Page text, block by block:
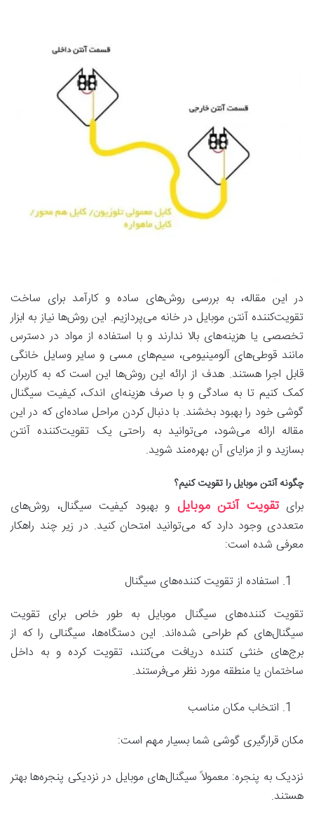
در این مقاله، به بررسی روش‌های ساده و کارآمد برای ساخت
تقویت‌کننده آنتن موبایل در خانه می‌پردازیم. این روش‌ها نیاز به ابزار
تخصصی یا هزینه‌های بالا ندارند و با استفاده از مواد در دسترس
مانند قوطی‌های آلومینیومی، سیم‌های مسی و سایر وسایل خانگی
قابل اجرا هستند. هدف از ارائه این روش‌ها این است که به کاربران
کمک کنیم تا به سادگی و با صرف هزینه‌ای اندک، کیفیت سیگنال
گوشی خود را بهبود بخشند. با دنبال کردن مراحل ساده‌ای که در این
مقاله ارائه می‌شود، می‌توانید به راحتی یک تقویت‌کننده آنتن
بسازید و از مزایای آن بهره‌مند شوید.
چگونه آنتن موبایل را تقویت کنیم؟
برایتقویت آنتن موبایل و بهبود کیفیت سیگنال، روش‌های
متعددی وجود دارد که می‌توانید امتحان کنید. در زیر چند راهکار
معرفی شده است:
استفاده از تقویت کننده‌های سیگنال
تقویت کننده‌های سیگنال موبایل به طور خاص برای تقویت
سیگنال‌های کم طراحی شده‌اند. این دستگاه‌ها، سیگنالی را که از
برج‌های خنثی کننده دریافت می‌کنند، تقویت کرده و به داخل
ساختمان یا منطقه مورد نظر می‌فرستند.
انتخاب مکان مناسب
مکان قرارگیری گوشی شما بسیار مهم است:
نزدیک به پنجره: معمولاً سیگنال‌های موبایل در نزدیکی پنجره‌ها بهتر
هستند.